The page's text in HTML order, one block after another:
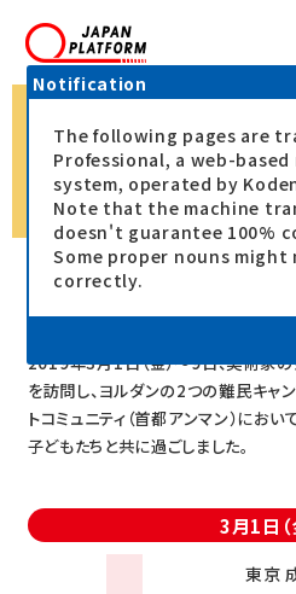
現地訪問ス
2019年3月1日（金）～9日、美術家
を訪問し、ヨルダンの2つの難民キャン
トコミュニティ（首都アンマン）にお
子どもたちと共に過ごしました。
3月1日（
東京
Notification
The following pages are
Professional, a web-
system, operated by
Note that the machine
doesn't guarantee 100%
Some proper nouns
correctly.